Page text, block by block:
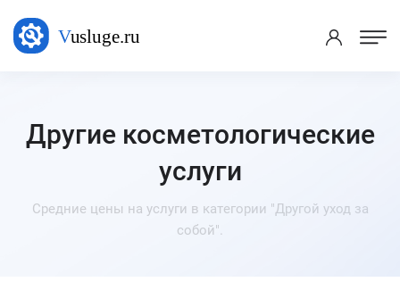
Другие косметологические
услуги
Средние цены на услуги в категории "Другой уход за
собой".